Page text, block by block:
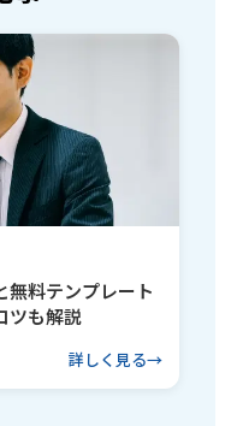
無料テンプレート
ツも解説
詳しく見る